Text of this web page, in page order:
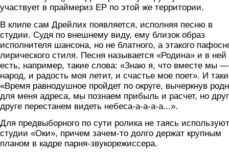
участвует в праймериз ЕР по этой же территории.
В клипе сам Дрейлих появляется, исполняя песню в
студии. Судя по внешнему виду, ему близок образ
исполнителя шансона, но не блатного, а этакого
лирического стиля. Песня называется «Родина» и в ней
есть, например, такие слова: «Знаю я, что вместе мы —
народ, и радость моя летит, и счастье мое поет». И
«Время равнодушное пройдет по округе, вычеркнув
для меня адреса, мы познаем прибыль и расчет, но
друге перестанем видеть небеса-а-а-а-а...».
Для предвыборного по сути ролика не таясь используют
студии «Оки», причем зачем-то долго держат крупным
планом в кадре парня-звукорежиссера.